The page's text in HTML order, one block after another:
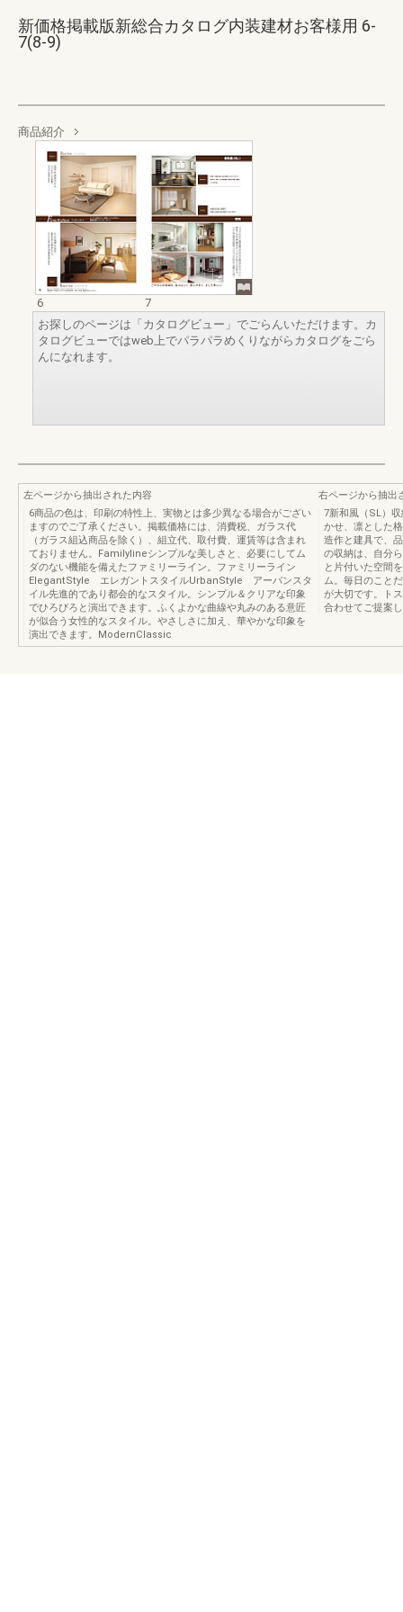
新価格掲載版新総合カタログ内装建材お客様用 6-
7(8-9)
商品紹介
6
7
お探しのページは「カタログビュー」でごらんいただけます。カ
タログビューではweb上でパラパラめくりながらカタログをごら
んになれます。
左ページから抽出された内容
6商品の色は、印刷の特性上、実物とは多少異なる場合がござい
ますのでご了承ください。掲載価格には、消費税、ガラス代
（ガラス組込商品を除く）、組立代、取付費、運賃等は含まれ
ておりません。Familylineシンプルな美しさと、必要にしてム
ダのない機能を備えたファミリーライン。ファミリーライン
ElegantStyle エレガントスタイルUrbanStyle アーバンスタ
イル先進的であり都会的なスタイル。シンプル＆クリアな印象
でひろびろと演出できます。ふくよかな曲線や丸みのある意匠
が似合う女性的なスタイル。やさしさに加え、華やかな印象を
演出できます。ModernClassic
右ページから抽出
7新和風（SL）
かせ、凛とした
造作と建具で、
の収納は、自分
と片付いた空間
ム。毎日のこと
が大切です。ト
合わせてご提案